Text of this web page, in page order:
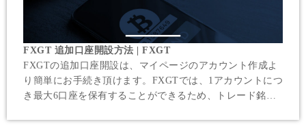
FXGT 追加口座開設方法 | FXGT
FXGTの追加口座開設は、マイページのアカウント作成よ
り簡単にお手続き頂けます。FXGTでは、1アカウントにつ
き最大6口座を保有することができるため、トレード銘柄